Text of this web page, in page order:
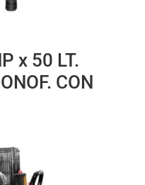
x 50 LT.
CON